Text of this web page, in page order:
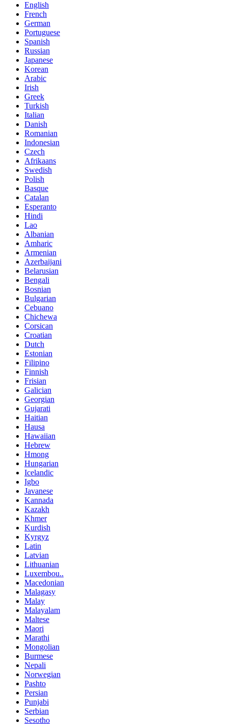
English
French
German
Portuguese
Spanish
Russian
Japanese
Korean
Arabic
Irish
Greek
Turkish
Italian
Danish
Romanian
Indonesian
Czech
Afrikaans
Swedish
Polish
Basque
Catalan
Esperanto
Hindi
Lao
Albanian
Amharic
Armenian
Azerbaijani
Belarusian
Bengali
Bosnian
Bulgarian
Cebuano
Chichewa
Corsican
Croatian
Dutch
Estonian
Filipino
Finnish
Frisian
Galician
Georgian
Gujarati
Haitian
Hausa
Hawaiian
Hebrew
Hmong
Hungarian
Icelandic
Igbo
Javanese
Kannada
Kazakh
Khmer
Kurdish
Kyrgyz
Latin
Latvian
Lithuanian
Luxembou..
Macedonian
Malagasy
Malay
Malayalam
Maltese
Maori
Marathi
Mongolian
Burmese
Nepali
Norwegian
Pashto
Persian
Punjabi
Serbian
Sesotho